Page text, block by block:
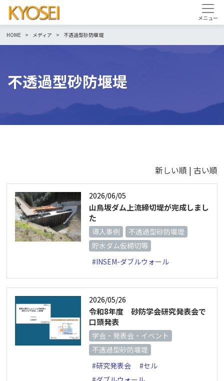
HOME メディア 不透過型砂防堰堤
不透過型砂防堰堤
新しい順 | 古い順
2026/06/05
山鳥坂ダム上流締切堤が完成しまし
た
導入事例
不透過型砂防堰堤
貯水ダム仮締切等
#INSEM-ダブルウォール
2026/05/26
令和8年度 砂防学会研究発表会で
口頭発表
学会・発表会・イベント
不透過型砂防堰堤
#研究発表会
#セル